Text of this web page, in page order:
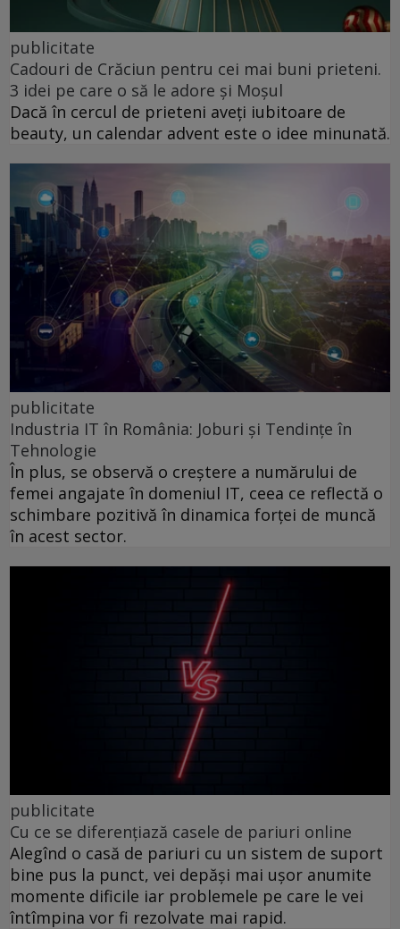
publicitate
Cadouri de Crăciun pentru cei mai buni prieteni.
3 idei pe care o să le adore și Moșul
Dacă în cercul de prieteni aveți iubitoare de
beauty, un calendar advent este o idee minunată.
publicitate
Industria IT în România: Joburi și Tendințe în
Tehnologie
În plus, se observă o creștere a numărului de
femei angajate în domeniul IT, ceea ce reflectă o
schimbare pozitivă în dinamica forței de muncă
în acest sector.
publicitate
Cu ce se diferențiază casele de pariuri online
Alegînd o casă de pariuri cu un sistem de suport
bine pus la punct, vei depăși mai ușor anumite
momente dificile iar problemele pe care le vei
întîmpina vor fi rezolvate mai rapid.